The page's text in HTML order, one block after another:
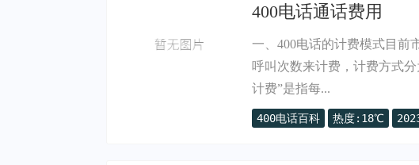
400电话通话费用
一、400电话的计费模式目前
呼叫次数来计费，计费方式
计费”是指每...
400电话百科 热度:18℃